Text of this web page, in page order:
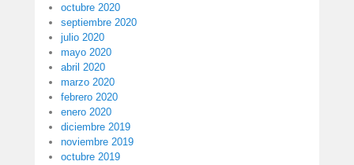
octubre 2020
septiembre 2020
julio 2020
mayo 2020
abril 2020
marzo 2020
febrero 2020
enero 2020
diciembre 2019
noviembre 2019
octubre 2019